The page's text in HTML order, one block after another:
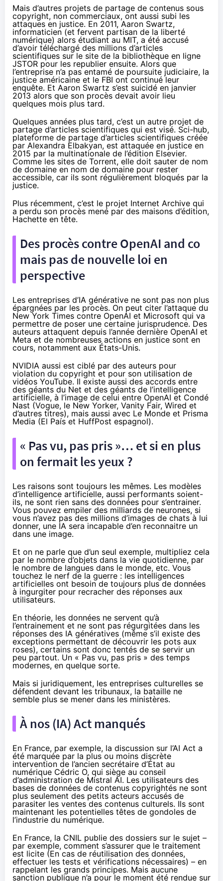
Mais d’autres projets de partage de contenus sous
copyright, non commerciaux, ont aussi subi les
attaques en justice. En 2011, Aaron Swartz,
informaticien (et fervent partisan de la liberté
numérique) alors étudiant au MIT, a été accusé
d’avoir téléchargé des millions d’articles
scientifiques sur le site de la bibliothèque en ligne
JSTOR pour les republier ensuite. Alors que
l’entreprise n’a pas entamé de poursuite judiciaire, la
justice américaine et le FBI ont continué leur
enquête. Et Aaron Swartz s’est suicidé en janvier
2013 alors que son procès devait avoir lieu
quelques mois plus tard.
Quelques années plus tard, c’est un autre projet de
partage d’articles scientifiques qui est visé. Sci-hub,
plateforme de partage d’articles scientifiques créée
par Alexandra Elbakyan, est attaquée en justice en
2015 par la multinationale de l’édition Elsevier.
Comme les sites de Torrent, elle doit sauter de nom
de domaine en nom de domaine pour rester
accessible, car ils sont régulièrement bloqués par la
justice.
Plus récemment, c’est le projet Internet Archive qui
a perdu son procès mené par des maisons d’édition,
Hachette en tête.
Des procès contre OpenAI and co
mais pas de nouvelle loi en
perspective
Les entreprises d’IA générative ne sont pas non plus
épargnées par les procès. On peut citer l’attaque du
New York Times contre OpenAI et Microsoft qui va
permettre de poser une certaine jurisprudence. Des
auteurs attaquent depuis l’année dernière OpenAI et
Meta et de nombreuses actions en justice sont en
cours, notamment aux États-Unis.
NVIDIA aussi est ciblé par des auteurs pour
violation du copyright et pour son utilisation de
vidéos YouTube. Il existe aussi des accords entre
des géants du Net et des géants de l’intelligence
artificielle, à l’image de celui entre OpenAI et Condé
Nast (Vogue, le New Yorker, Vanity Fair, Wired et
d’autres titres), mais aussi avec Le Monde et Prisma
Media (El País et HuffPost espagnol).
« Pas vu, pas pris »… et si en plus
on fermait les yeux ?
Les raisons sont toujours les mêmes. Les modèles
d’intelligence artificielle, aussi performants soient-
ils, ne sont rien sans des données pour s’entrainer.
Vous pouvez empiler des milliards de neurones, si
vous n’avez pas des millions d’images de chats à lui
donner, une IA sera incapable d’en reconnaitre un
dans une image.
Et on ne parle que d’un seul exemple, multipliez cela
par le nombre d’objets dans la vie quotidienne, par
le nombre de langues dans le monde, etc. Vous
touchez le nerf de la guerre : les intelligences
artificielles ont besoin de toujours plus de données
à ingurgiter pour recracher des réponses aux
utilisateurs.
En théorie, les données ne servent qu’à
l’entrainement et ne sont pas régurgitées dans les
réponses des IA génératives (même s’il existe des
exceptions permettant de découvrir les pots aux
roses), certains sont donc tentés de se servir un
peu partout. Un « Pas vu, pas pris » des temps
modernes, en quelque sorte.
Mais si juridiquement, les entreprises culturelles se
défendent devant les tribunaux, la bataille ne
semble plus se mener dans les ministères.
À nos (IA) Act manqués
En France, par exemple, la discussion sur l’AI Act a
été marquée par la plus ou moins discrète
intervention de l’ancien secrétaire d’État au
numérique Cédric O, qui siège au conseil
d’administration de Mistral AI. Les utilisateurs des
bases de données de contenus copyrightés ne sont
plus seulement des petits acteurs accusés de
parasiter les ventes des contenus culturels. Ils sont
maintenant les potentielles têtes de gondoles de
l’industrie du numérique.
En France, la CNIL publie des dossiers sur le sujet –
par exemple, comment s’assurer que le traitement
est licite (En cas de réutilisation des données,
effectuer les tests et vérifications nécessaires) – en
rappelant les grands principes. Mais aucune
sanction publique n’a pour le moment été rendue sur